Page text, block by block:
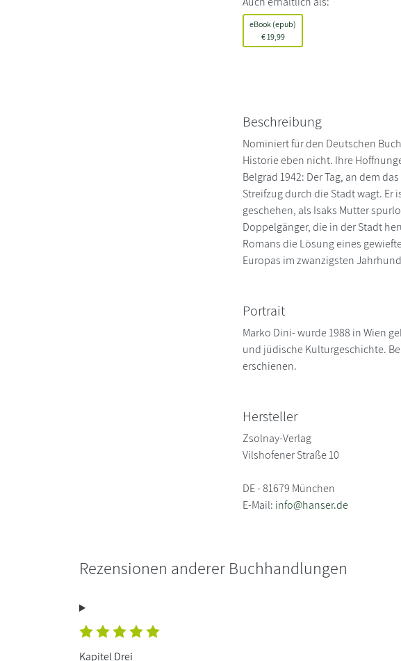
eBook (epub)
€19,99
Beschreibung
Nominiert für den Deutschen
Historie eben nicht. Ihre
Belgrad 1942: Der Tag, an dem
Streifzug durch die Stadt wagt. Er
geschehen, als Isaks Mutter
Doppelgänger, die in der Stadt
Romans die Lösung eines
Europas im zwanzigsten
Portrait
Marko Dini- wurde 1988 in Wien
und jüdische Kulturgeschichte.
erschienen.
Hersteller
Zsolnay-Verlag
Vilshofener Straße 10
DE - 81679 München
E-Mail: info@hanser.de
Rezensionen anderer Buchhandlungen
Kapitel Drei